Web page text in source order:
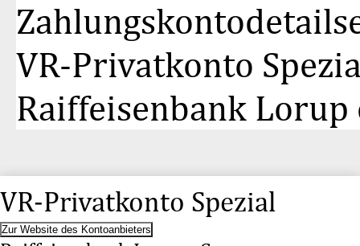
auf
100
VR-Privatkonto
Raiffeisenbank Lorup
VR-Privatkonto Spezial
Zur Website des Kontoanbieters